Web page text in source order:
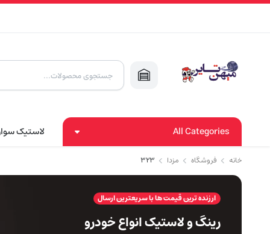
Products
search
All Categories لاستیک
خانه فروشگاه مزدا ۳۲۳
ارزنده ترین قیمت ها با سریعترین ارسال
رینگ و لاستیک انواع خودرو